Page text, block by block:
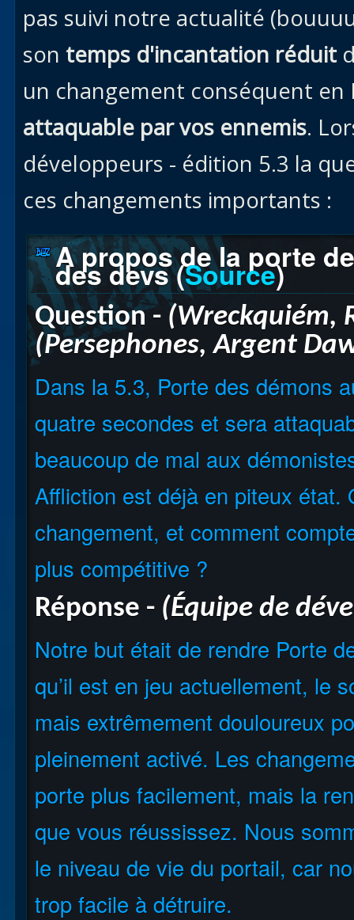
pas suivi notre actualité
son temps d'incantation réduit
un changement conséquent en
attaquable par vos ennemis.
développeurs - édition 5.3 la
ces changements importants :
A propos de la porte
des devs (Source)
Question- (Wreckquiém,
(Persephones, Argent
Dans la 5.3, Porte des démons
quatre secondes et sera
beaucoup de mal aux
Affliction est déjà en piteux état.
changement, et comment
plus compétitive ?
Réponse - (Équipe de
Notre but était de rendre Porte
qu’il est en jeu actuellement, le
mais extrêmement douloureux
pleinement activé. Les
porte plus facilement, mais la
que vous réussissez. Nous
le niveau de vie du portail, car
trop facile à détruire.